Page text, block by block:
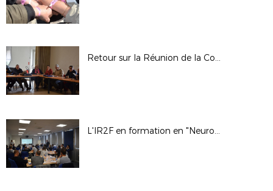
Retour sur la Réunion de la Commission Régionale des Terrains
L'IR2F en formation en "Neuro-Apprentissage"